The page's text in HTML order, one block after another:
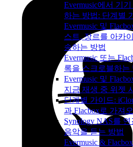
Evermusic에서 기
하는 방법: 단계별
Evermusic 및
스트, 장르를 아카
송하는 방법
Evermusic 또는
록을 스크로블하는
Evermusic 및
지금 재생 중 위젯
단계별 가이드:
과 Flacbox로 가져
Synology NAS를
음악을 듣는 방법
Evermusic &